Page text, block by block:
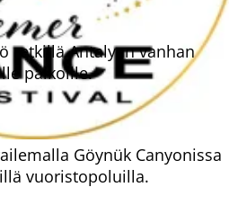
retkillä Antalyan vanhan
paikoille.
Göynük Canyonissa
vuoristopoluilla.